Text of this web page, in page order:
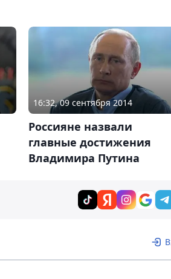
16:32, 09 сентября 2014
Россияне назвали
главные достижения
Владимира Путина